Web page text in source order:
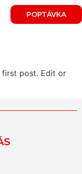
POPTÁVKA
first post. Edit or